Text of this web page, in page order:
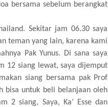
bersama sebelum berangkat
Sekitar jam 06.30 saya
teman yang lain, karena kami
Pak Yunus. Di sana saya
12 siang lewat, saya dijemput
siang bersama pak Prof
bisa untuk beli belanjaan oleh
2 siang, Saya, Ka’ Esse dan